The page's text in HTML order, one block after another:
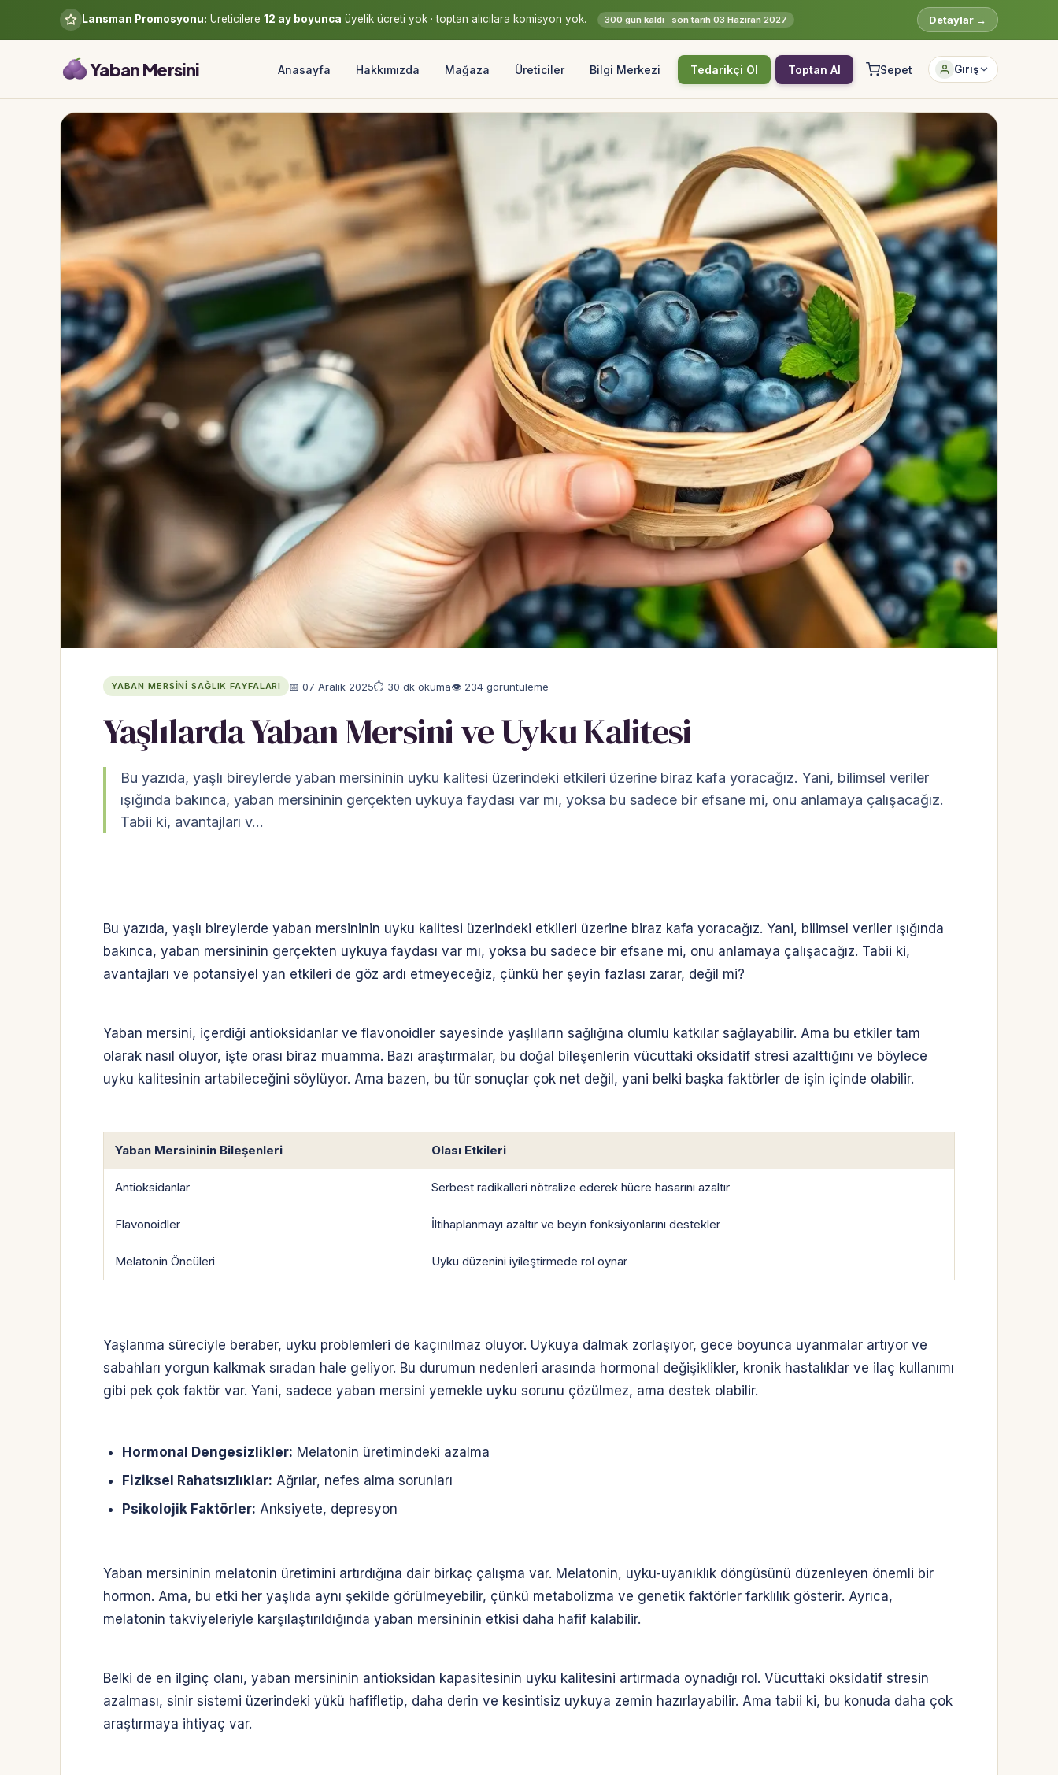
Lansman Promosyonu: Üreticilere 12 ay boyunca üyelik ücreti yok · toptan alıcılara komisyon yok. 300 gün kaldı · son tarih 03 Haziran 2027 Detaylar →
Yaban Mersini Anasayfa Hakkımızda Mağaza Üreticiler Bilgi Merkezi Tedarikçi Ol Toptan Al Sepet Giriş
Hesabına giriş yap
Rolüne uygun panelden devam et.
Bireysel müşteri hesabı
Üretici / çiftçi paneli
B2B alıcı paneli
YABAN MERSINI SAĞLIK FAYFALARI 📅 07 Aralık 2025⏱ 30 dk okuma👁 234 görüntüleme
Yaşlılarda Yaban Mersini ve Uyku Kalitesi
Bu yazıda, yaşlı bireylerde yaban mersininin uyku kalitesi üzerindeki etkileri üzerine biraz kafa yoracağız. Yani, bilimsel veriler
ışığında bakınca, yaban mersininin gerçekten uykuya faydası var mı, yoksa bu sadece bir efsane mi, onu anlamaya çalışacağız.
Tabii ki, avantajları v…
Bu yazıda, yaşlı bireylerde yaban mersininin uyku kalitesi üzerindeki etkileri üzerine biraz kafa yoracağız. Yani, bilimsel veriler ışığında
bakınca, yaban mersininin gerçekten uykuya faydası var mı, yoksa bu sadece bir efsane mi, onu anlamaya çalışacağız. Tabii ki,
avantajları ve potansiyel yan etkileri de göz ardı etmeyeceğiz, çünkü her şeyin fazlası zarar, değil mi?
Yaban mersini, içerdiği antioksidanlar ve flavonoidler sayesinde yaşlıların sağlığına olumlu katkılar sağlayabilir. Ama bu etkiler tam
olarak nasıl oluyor, işte orası biraz muamma. Bazı araştırmalar, bu doğal bileşenlerin vücuttaki oksidatif stresi azalttığını ve böylece
uyku kalitesinin artabileceğini söylüyor. Ama bazen, bu tür sonuçlar çok net değil, yani belki başka faktörler de işin içinde olabilir.
Yaban Mersininin Bileşenleri Olası Etkileri
Antioksidanlar Serbest radikalleri nötralize ederek hücre hasarını azaltır
Flavonoidler İltihaplanmayı azaltır ve beyin fonksiyonlarını destekler
Melatonin Öncüleri Uyku düzenini iyileştirmede rol oynar
Yaşlanma süreciyle beraber, uyku problemleri de kaçınılmaz oluyor. Uykuya dalmak zorlaşıyor, gece boyunca uyanmalar artıyor ve
sabahları yorgun kalkmak sıradan hale geliyor. Bu durumun nedenleri arasında hormonal değişiklikler, kronik hastalıklar ve ilaç kullanımı
gibi pek çok faktör var. Yani, sadece yaban mersini yemekle uyku sorunu çözülmez, ama destek olabilir.
Hormonal Dengesizlikler: Melatonin üretimindeki azalma
Fiziksel Rahatsızlıklar: Ağrılar, nefes alma sorunları
Psikolojik Faktörler: Anksiyete, depresyon
Yaban mersininin melatonin üretimini artırdığına dair birkaç çalışma var. Melatonin, uyku-uyanıklık döngüsünü düzenleyen önemli bir
hormon. Ama, bu etki her yaşlıda aynı şekilde görülmeyebilir, çünkü metabolizma ve genetik faktörler farklılık gösterir. Ayrıca,
melatonin takviyeleriyle karşılaştırıldığında yaban mersininin etkisi daha hafif kalabilir.
Belki de en ilginç olanı, yaban mersininin antioksidan kapasitesinin uyku kalitesini artırmada oynadığı rol. Vücuttaki oksidatif stresin
azalması, sinir sistemi üzerindeki yükü hafifletip, daha derin ve kesintisiz uykuya zemin hazırlayabilir. Ama tabii ki, bu konuda daha çok
araştırmaya ihtiyaç var.